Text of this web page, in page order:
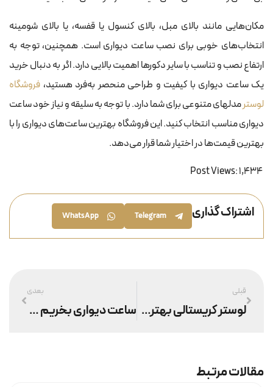
مکان‌هایی مانند بالای مبل، بالای کنسول یا قفسه، یا بالای شومینه
انتخاب‌های خوبی برای نصب ساعت دیواری است. همچنین، توجه به
ارتفاع نصب و تناسب با سایر دکورها اهمیت بالایی دارد. اگر به دنبال خرید
یک ساعت دیواری با کیفیت و طراحی منحصر به‌فرد هستید، فروشگاه
لوسترمدلهای متنوعی برای شما دارد. با توجه به سلیقه و نیاز خود ساعت
دیواری‌ مناسب انتخاب کنید. این فروشگاه بهترین ساعت‌های دیواری را با
بهترین قیمت‌ها در اختیار شما قرار می‌دهد.
Post Views:1,434
اشتراک گذاری Telegram
WhatsApp
قبلی
لوستر کریستالی بهتره یا برنزی ؟ کدوم رو بخریم؟
بعدی
ساعت دیواری بخریم یا ساعت ایستاده ؟ کدوم بهتره؟
مقالات مرتبط